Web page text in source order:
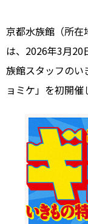
京都水族館（所在
は、2026年3月20
族館スタッフのい
ョミケ」を初開催